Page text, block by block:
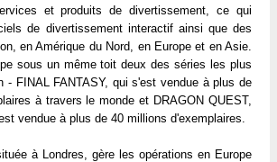
et produits de divertissement, ce qui
de divertissement interactif ainsi que des
en Amérique du Nord, en Europe et en Asie.
sous un même toit deux des séries les plus
- FINAL FANTASY, qui s'est vendue à plus de
à travers le monde et DRAGON QUEST,
vendue à plus de 40 millions d'exemplaires.
à Londres, gère les opérations en Europe